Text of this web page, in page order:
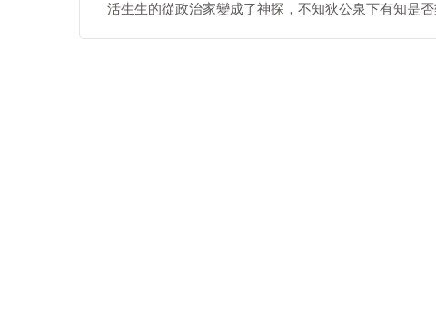
活生生的從政治家變成了神探，不知狄公泉下有知是否